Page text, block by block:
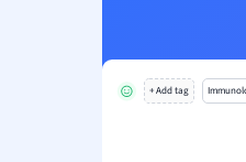
+ Add tag